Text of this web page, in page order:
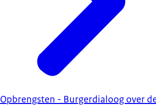
Opbrengsten - Burgerdialoog over